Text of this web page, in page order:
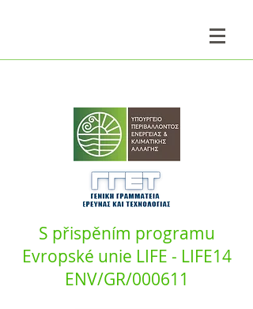
S přispěním programu
Evropské unie LIFE - LIFE14
ENV/GR/000611